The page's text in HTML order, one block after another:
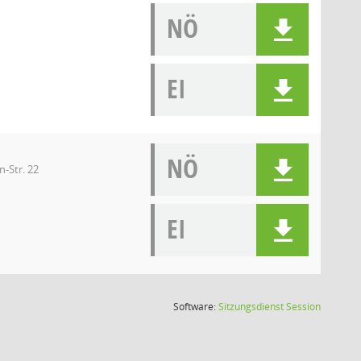
NÖ
EI
Str. 22
NÖ
EI
Software:SitzungsdienstSession(Wird in